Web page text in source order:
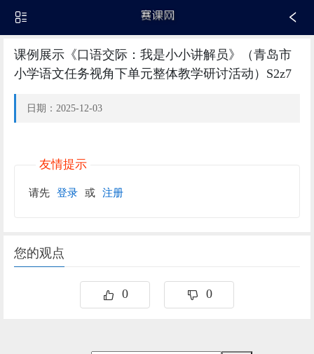
课例展示《口语交际：我是小小讲解员》（青岛市
小学语文任务视角下单元整体教学研讨活动）S2z7
日期：2025-12-03
友情提示
请先 登录 或 注册
您的观点
0 0